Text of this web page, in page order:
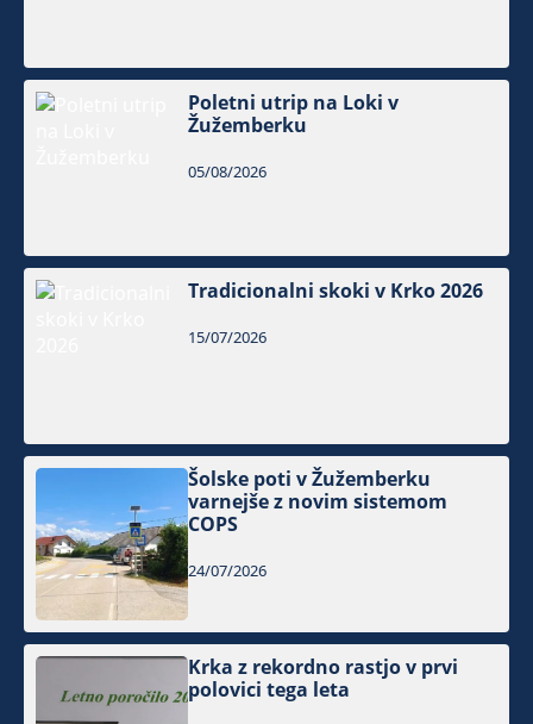
Poletni utrip na Loki v
Žužemberku
05/08/2026
Tradicionalni skoki v Krko 2026
15/07/2026
Šolske poti v Žužemberku
varnejše z novim sistemom
COPS
24/07/2026
Krka z rekordno rastjo v prvi
polovici tega leta